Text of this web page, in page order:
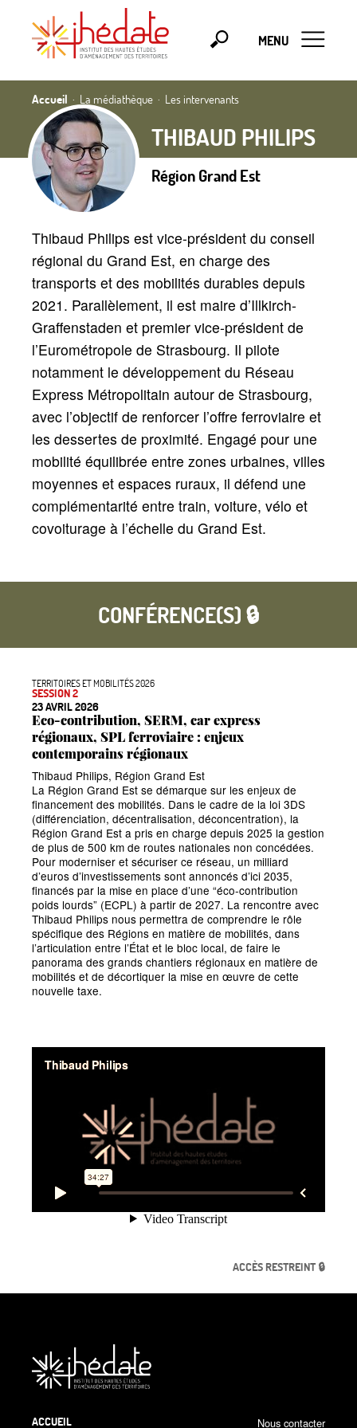
MENU
Accueil La médiathèque Les intervenants
THIBAUD PHILIPS
Région Grand Est
Thibaud Philips est vice-président du conseil
régional du Grand Est, en charge des
transports et des mobilités durables depuis
2021. Parallèlement, il est maire d’Illkirch-
Graffenstaden et premier vice-président de
l’Eurométropole de Strasbourg. Il pilote
notamment le développement du Réseau
Express Métropolitain autour de Strasbourg,
avec l’objectif de renforcer l’offre ferroviaire et
les dessertes de proximité. Engagé pour une
mobilité équilibrée entre zones urbaines, villes
moyennes et espaces ruraux, il défend une
complémentarité entre train, voiture, vélo et
covoiturage à l’échelle du Grand Est.
CONFÉRENCE(S) 🔒
TERRITOIRES ET MOBILITÉS 2026
SESSION 2
23 AVRIL 2026
Eco-contribution, SERM, car express
régionaux, SPL ferroviaire : enjeux
contemporains régionaux
Thibaud Philips, Région Grand Est
La Région Grand Est se démarque sur les enjeux de
financement des mobilités. Dans le cadre de la loi 3DS
(différenciation, décentralisation, déconcentration), la
Région Grand Est a pris en charge depuis 2025 la gestion
de plus de 500 km de routes nationales non concédées.
Pour moderniser et sécuriser ce réseau, un milliard
d’euros d’investissements sont annoncés d’ici 2035,
financés par la mise en place d’une “éco-contribution
poids lourds” (ECPL) à partir de 2027. La rencontre avec
Thibaud Philips nous permettra de comprendre le rôle
spécifique des Régions en matière de mobilités, dans
l’articulation entre l’État et le bloc local, de faire le
panorama des grands chantiers régionaux en matière de
mobilités et de décortiquer la mise en œuvre de cette
nouvelle taxe.
ACCÈS RESTREINT 🔒
ACCUEIL Nous contacter